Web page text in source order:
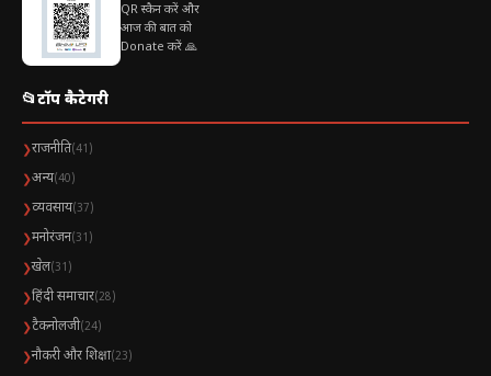
QR स्कैन करें और
आज की बात को
Donate करें 🙏
📂टॉप कैटेगरी
❯राजनीति(41)
❯अन्य(40)
❯व्यवसाय(37)
❯मनोरंजन(31)
❯खेल(31)
❯हिंदी समाचार(28)
❯टैकनोलजी(24)
❯नौकरी और शिक्षा(23)